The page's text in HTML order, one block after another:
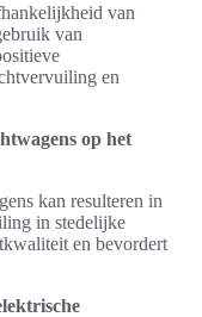
van
van
en
op het
kan resulteren in
in stedelijke
en bevordert